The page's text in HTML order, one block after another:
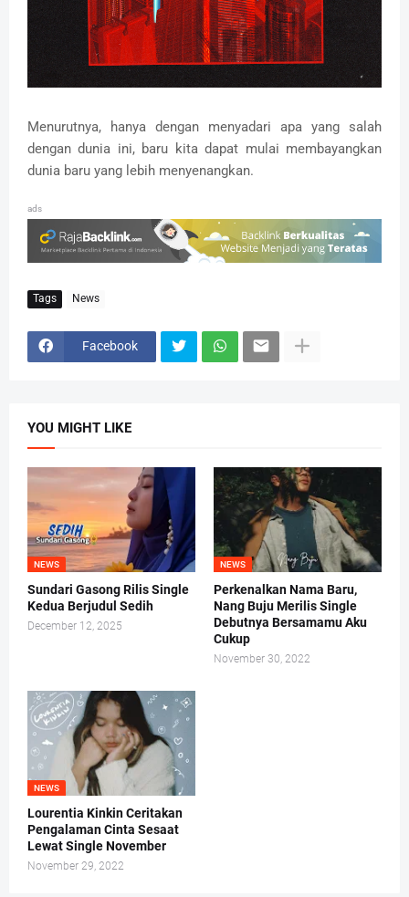
Menurutnya, hanya dengan menyadari apa yang salah
dengan dunia ini, baru kita dapat mulai membayangkan
dunia baru yang lebih menyenangkan.
ads
Tags News
Facebook
YOU MIGHT LIKE
NEWS
Sundari Gasong Rilis Single
Kedua Berjudul Sedih
December 12, 2025
NEWS
Perkenalkan Nama Baru,
Nang Buju Merilis Single
Debutnya Bersamamu Aku
Cukup
November 30, 2022
NEWS
Lourentia Kinkin Ceritakan
Pengalaman Cinta Sesaat
Lewat Single November
November 29, 2022